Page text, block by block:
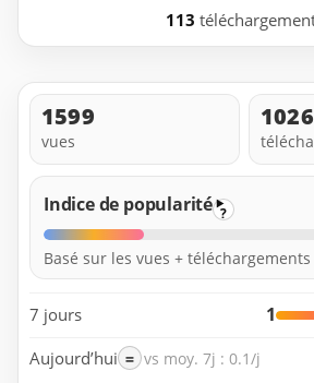
113
1599
vues
1026
Indice de popularité ?
Basé sur les vues +
7 jours 1
Aujourd’hui = vs moy. 7j : 0.1/j